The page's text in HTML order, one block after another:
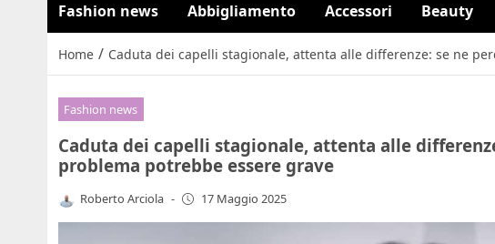
Fashion news Abbigliamento Accessori Beauty
Home / Caduta dei capelli stagionale, attenta alle differenze: se ne
Fashion news
Caduta dei capelli stagionale, attenta alle
problema potrebbe essere grave
Roberto Arciola - 17 Maggio 2025